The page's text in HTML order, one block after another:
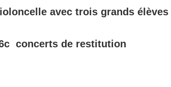
avec trois grands élèves
concerts de restitution